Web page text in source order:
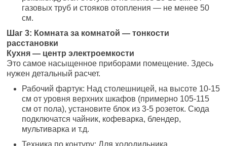
газовых труб и стояков отопления — не менее 50
см.
Шаг 3: Комната за комнатой — тонкости
расстановки
Кухня — центр электроемкости
Это самое насыщенное приборами помещение. Здесь
нужен детальный расчет.
Рабочий фартук: Над столешницей, на высоте 10-15
см от уровня верхних шкафов (примерно 105-115
см от пола), установите блок из 3-5 розеток. Сюда
подключатся чайник, кофеварка, блендер,
мультиварка и т.д.